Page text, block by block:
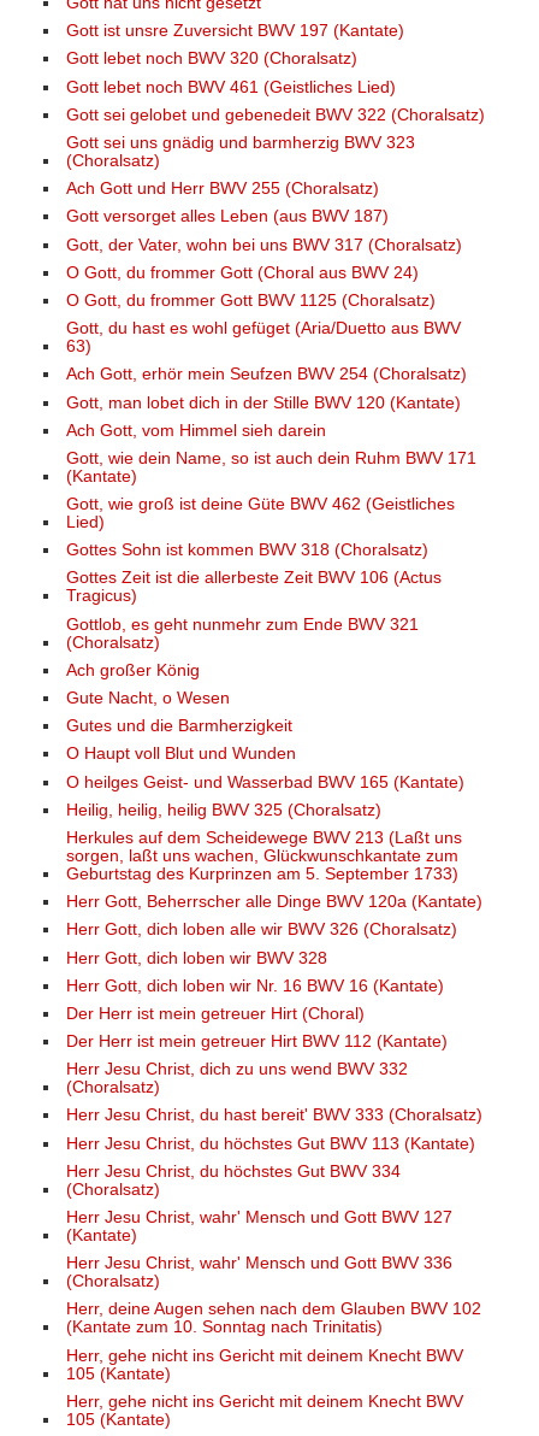
Gott ist unsre Zuversicht BWV 197 (Kantate)
Gott lebet noch BWV 320 (Choralsatz)
Gott lebet noch BWV 461 (Geistliches Lied)
Gott sei gelobet und gebenedeit BWV 322 (Choralsatz)
Gott sei uns gnädig und barmherzig BWV 323
(Choralsatz)
Ach Gott und Herr BWV 255 (Choralsatz)
Gott versorget alles Leben (aus BWV 187)
Gott, der Vater, wohn bei uns BWV 317 (Choralsatz)
O Gott, du frommer Gott (Choral aus BWV 24)
O Gott, du frommer Gott BWV 1125 (Choralsatz)
Gott, du hast es wohl gefüget (Aria/Duetto aus BWV
63)
Ach Gott, erhör mein Seufzen BWV 254 (Choralsatz)
Gott, man lobet dich in der Stille BWV 120 (Kantate)
Ach Gott, vom Himmel sieh darein
Gott, wie dein Name, so ist auch dein Ruhm BWV 171
(Kantate)
Gott, wie groß ist deine Güte BWV 462 (Geistliches
Lied)
Gottes Sohn ist kommen BWV 318 (Choralsatz)
Gottes Zeit ist die allerbeste Zeit BWV 106 (Actus
Tragicus)
Gottlob, es geht nunmehr zum Ende BWV 321
(Choralsatz)
Ach großer König
Gute Nacht, o Wesen
Gutes und die Barmherzigkeit
O Haupt voll Blut und Wunden
O heilges Geist- und Wasserbad BWV 165 (Kantate)
Heilig, heilig, heilig BWV 325 (Choralsatz)
Herkules auf dem Scheidewege BWV 213 (Laßt uns
sorgen, laßt uns wachen, Glückwunschkantate zum
Geburtstag des Kurprinzen am 5. September 1733)
Herr Gott, Beherrscher alle Dinge BWV 120a (Kantate)
Herr Gott, dich loben alle wir BWV 326 (Choralsatz)
Herr Gott, dich loben wir BWV 328
Herr Gott, dich loben wir Nr. 16 BWV 16 (Kantate)
Der Herr ist mein getreuer Hirt (Choral)
Der Herr ist mein getreuer Hirt BWV 112 (Kantate)
Herr Jesu Christ, dich zu uns wend BWV 332
(Choralsatz)
Herr Jesu Christ, du hast bereit' BWV 333 (Choralsatz)
Herr Jesu Christ, du höchstes Gut BWV 113 (Kantate)
Herr Jesu Christ, du höchstes Gut BWV 334
(Choralsatz)
Herr Jesu Christ, wahr' Mensch und Gott BWV 127
(Kantate)
Herr Jesu Christ, wahr' Mensch und Gott BWV 336
(Choralsatz)
Herr, deine Augen sehen nach dem Glauben BWV 102
(Kantate zum 10. Sonntag nach Trinitatis)
Herr, gehe nicht ins Gericht mit deinem Knecht BWV
105 (Kantate)
Herr, gehe nicht ins Gericht mit deinem Knecht BWV
105 (Kantate)